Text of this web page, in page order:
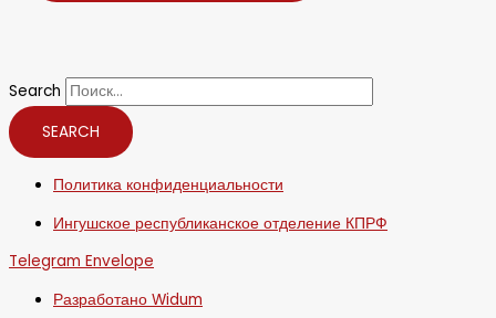
Search
SEARCH
Политика конфиденциальности
Ингушское республиканское отделение КПРФ
Telegram Envelope
Разработано Widum